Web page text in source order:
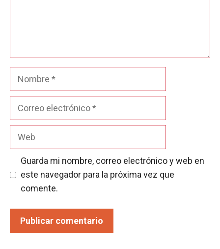
Nombre
Guarda mi nombre, correo electrónico y web en
este navegador para la próxima vez que
comente.